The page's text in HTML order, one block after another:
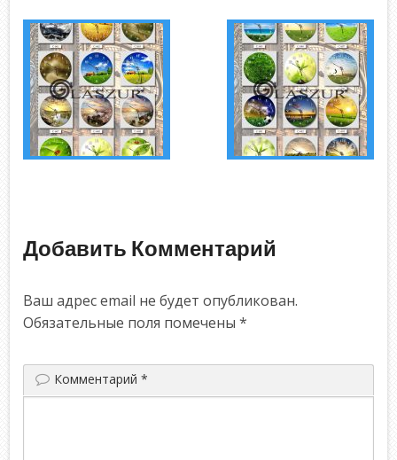
Добавить Комментарий
Ваш адрес email не будет опубликован.
Обязательные поля помечены*
Комментарий*